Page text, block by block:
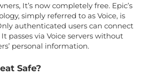
It’s now completely free. Epic’s
simply referred to as Voice, is
authenticated users can connect
It passes via Voice servers without
personal information.
Safe?